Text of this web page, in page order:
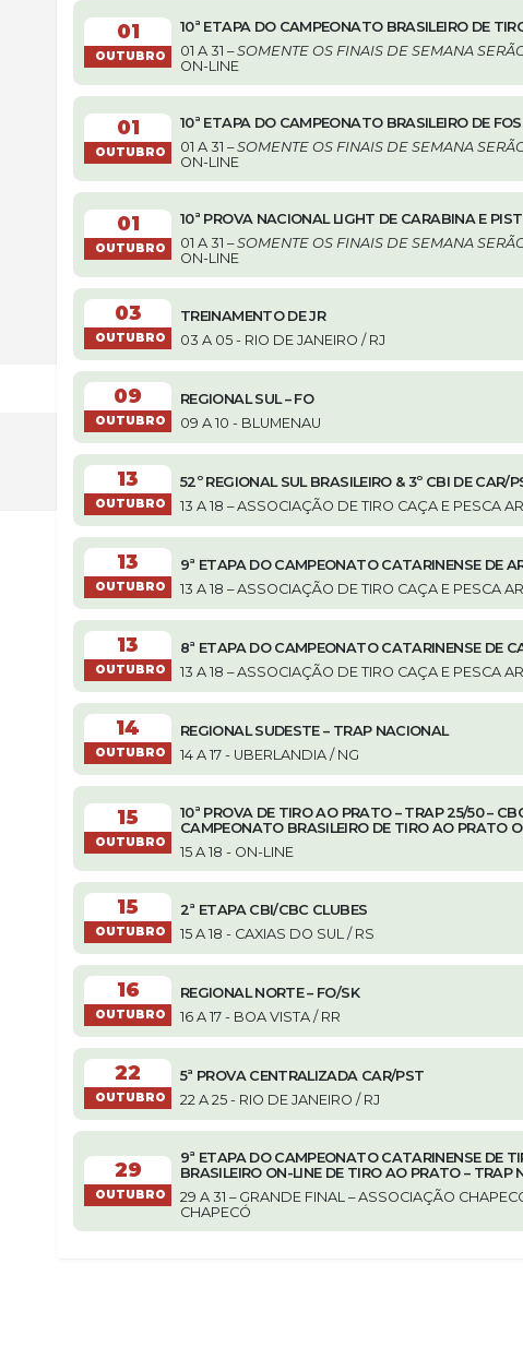
01
OUTUBRO
10ª ETAPA DO CAMPEONATO BRASILEIRO DE
01 A 31 –SOMENTE OS FINAIS DE SEMANA
ON-LINE
01
OUTUBRO
10ª ETAPA DO CAMPEONATO BRASILEIRO DE
01 A 31 –SOMENTE OS FINAIS DE SEMANA
ON-LINE
01
OUTUBRO
10ª PROVA NACIONAL LIGHT DE CARABINA E
01 A 31 –SOMENTE OS FINAIS DE SEMANA
ON-LINE
03
OUTUBRO
TREINAMENTO DE JR
03 A 05 - RIO DE JANEIRO / RJ
09
OUTUBRO
REGIONAL SUL – FO
09 A 10 - BLUMENAU
13
OUTUBRO
52º REGIONAL SUL BRASILEIRO & 3º CBI DE CAR/
13 A 18 – ASSOCIAÇÃO DE TIRO CAÇA E PESCA
13
OUTUBRO
9ª ETAPA DO CAMPEONATO CATARINENSE DE
13 A 18 – ASSOCIAÇÃO DE TIRO CAÇA E PESCA
13
OUTUBRO
8ª ETAPA DO CAMPEONATO CATARINENSE DE
13 A 18 – ASSOCIAÇÃO DE TIRO CAÇA E PESCA
14
OUTUBRO
REGIONAL SUDESTE – TRAP NACIONAL
14 A 17 - UBERLANDIA / NG
15
OUTUBRO
10ª PROVA DE TIRO AO PRATO – TRAP 25/50 –
CAMPEONATO BRASILEIRO DE TIRO AO PRATO
15 A 18 - ON-LINE
15
OUTUBRO
2ª ETAPA CBI/CBC CLUBES
15 A 18 - CAXIAS DO SUL / RS
16
OUTUBRO
REGIONAL NORTE – FO/SK
16 A 17 - BOA VISTA / RR
22
OUTUBRO
5ª PROVA CENTRALIZADA CAR/PST
22 A 25 - RIO DE JANEIRO / RJ
29
OUTUBRO
9ª ETAPA DO CAMPEONATO CATARINENSE DE
BRASILEIRO ON-LINE DE TIRO AO PRATO – TRAP
29 A 31 – GRANDE FINAL – ASSOCIAÇÃO
CHAPECÓ